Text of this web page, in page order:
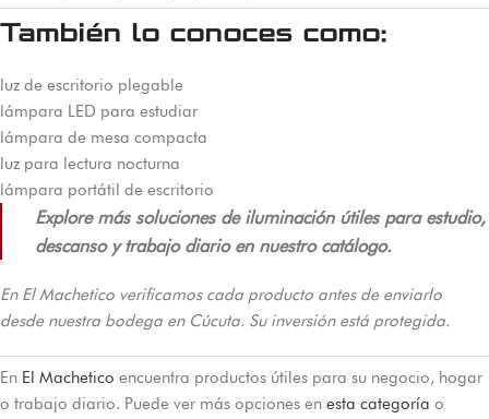
También lo conoces como:
luz de escritorio plegable
lámpara LED para estudiar
lámpara de mesa compacta
luz para lectura nocturna
lámpara portátil de escritorio
Explore más soluciones de iluminación útiles para estudio,
descanso y trabajo diario en nuestro catálogo.
En El Machetico verificamos cada producto antes de enviarlo
desde nuestra bodega en Cúcuta. Su inversión está protegida.
En El Machetico encuentra productos útiles para su negocio, hogar
o trabajo diario. Puede ver más opciones en esta categoría o